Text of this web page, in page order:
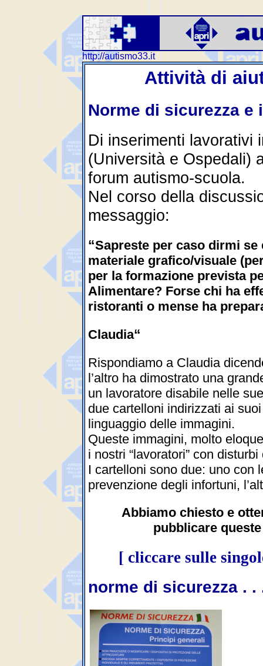
http://autismo33.it
Attività di
Norme di sicurezza e
Di inserimenti lavorativi
(Università e Ospedali)
forum autismo-scuola.
Nel corso della
messaggio:
“Sapreste per caso dirmi
materiale grafico/visuale
per la formazione prevista
Alimentare? Forse chi ha
ristoranti o mense ha
Claudia“
Rispondiamo a Claudia
l’altro ha dimostrato una
un lavoratore disabile nelle
due cartelloni indirizzati ai
linguaggio delle immagini.
Queste immagini, molto
i nostri “lavoratori” con
I cartelloni sono due: uno con
prevenzione degli infortuni,
Abbiamo chiesto e
pubblicare
[ cliccare sulle
norme di sicurezza . .